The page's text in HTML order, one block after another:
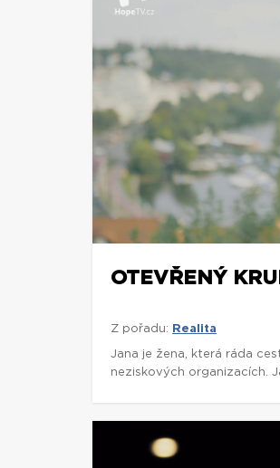
OTEVŘENÝ
Z pořadu: Realita
Jana je žena, která ráda
neziskových organizacích.